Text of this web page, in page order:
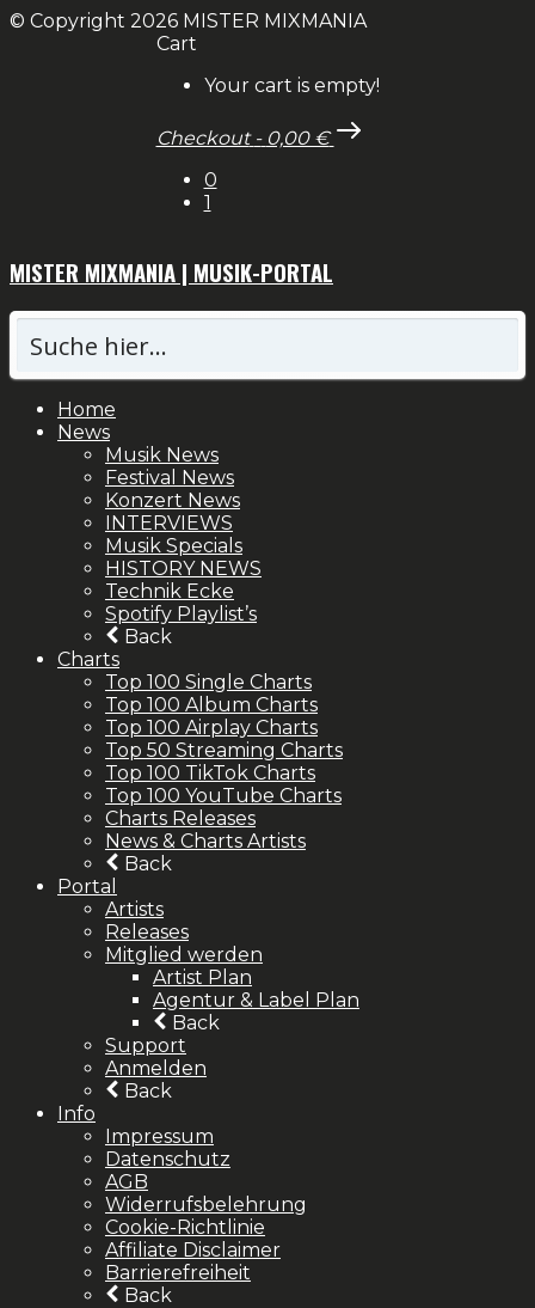
© Copyright 2026 MISTER MIXMANIA
Cart
Your cart is empty!
Checkout - 0,00 €
0
1
MISTER MIXMANIA | MUSIK-PORTAL
Home
News
Musik News
Festival News
Konzert News
INTERVIEWS
Musik Specials
HISTORY NEWS
Technik Ecke
Spotify Playlist’s
Back
Charts
Top 100 Single Charts
Top 100 Album Charts
Top 100 Airplay Charts
Top 50 Streaming Charts
Top 100 TikTok Charts
Top 100 YouTube Charts
Charts Releases
News & Charts Artists
Back
Portal
Artists
Releases
Mitglied werden
Artist Plan
Agentur & Label Plan
Back
Support
Anmelden
Back
Info
Impressum
Datenschutz
AGB
Widerrufsbelehrung
Cookie-Richtlinie
Affiliate Disclaimer
Barrierefreiheit
Back